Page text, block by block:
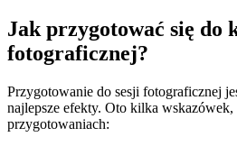
Jak przygotować się do
fotograficznej?
Przygotowanie do sesji fotograficznej
najlepsze efekty. Oto kilka
przygotowaniach: